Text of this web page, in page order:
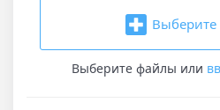
Выберите файлы или